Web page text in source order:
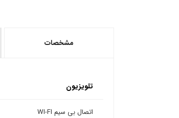
مشخصات
تلویزیون
اتصال بی سیم WI-FI